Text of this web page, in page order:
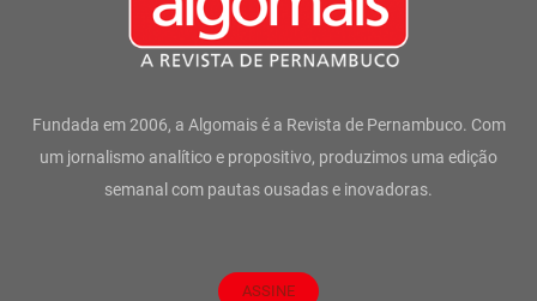
Fundada em 2006, a Algomais é a Revista de Pernambuco. Com
um jornalismo analítico e propositivo, produzimos uma edição
semanal com pautas ousadas e inovadoras.
ASSINE